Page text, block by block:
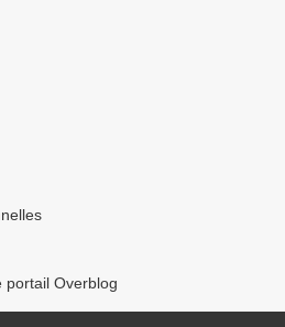
portail Overblog